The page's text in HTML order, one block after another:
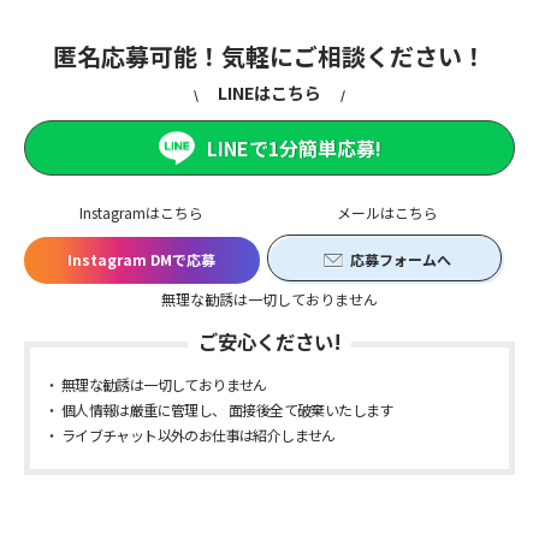
匿名応募可能！気軽にご相談ください！
Instagramはこちら
Instagram DMで応募
メールはこちら
応募フォームへ
無理な勧誘は一切しておりません
LINEはこちら
LINEで1分簡単応募!
ご安心ください!
無理な勧誘は一切しておりません
個人情報は厳重に管理し、 面接後全て破棄いたします
ライブチャット以外のお仕事は紹介しません